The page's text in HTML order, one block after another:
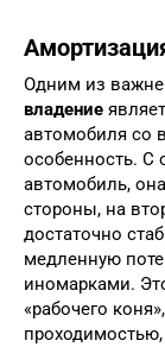
Одним из
владение
автомобиля со
особенность. С
автомобиль,
стороны, на
достаточно
медленную
иномарками.
«рабочего